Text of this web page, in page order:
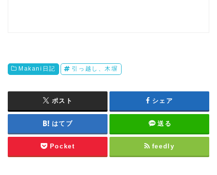
Makani日記 引っ越し、木塀
ポスト シェア
はてブ 送る
Pocket feedly